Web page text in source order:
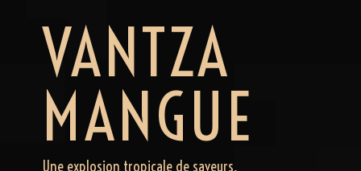
VANTZA
MANGUE
Une explosion tropicale de saveurs,